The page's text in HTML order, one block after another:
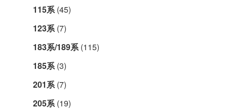
115系(45)
123系(7)
183系/189系(115)
185系(3)
201系(7)
205系(19)